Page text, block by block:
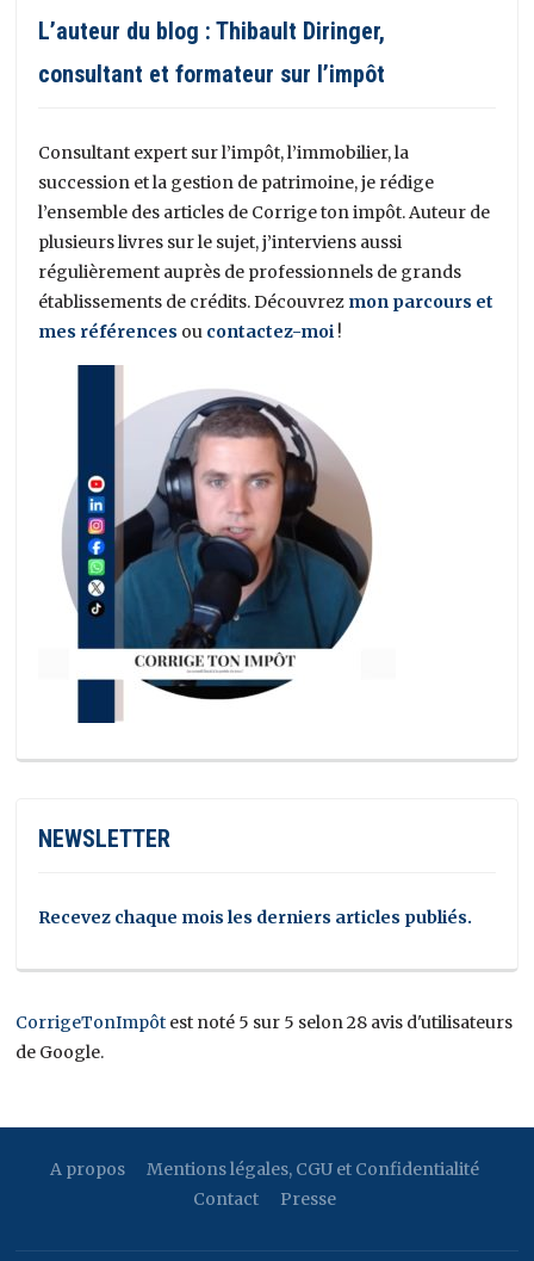
L’auteur du blog : Thibault Diringer,
consultant et formateur sur l’impôt
Consultant expert sur l’impôt, l’immobilier, la
succession et la gestion de patrimoine, je rédige
l’ensemble des articles de Corrige ton impôt. Auteur de
plusieurs livres sur le sujet, j’interviens aussi
régulièrement auprès de professionnels de grands
établissements de crédits. Découvrez mon parcours et
mes références ou contactez-moi !
NEWSLETTER
Recevez chaque mois les derniers articles publiés.
CorrigeTonImpôt est noté 5 sur 5 selon 28 avis d'utilisateurs
de Google.
A propos
Mentions légales, CGU et Confidentialité
Contact
Presse